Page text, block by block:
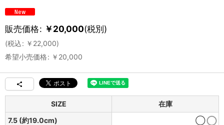
販売価格: ￥20,000(税別)
(税込: ￥ 22,000)
希望小売価格: ￥ 20,000
SIZE
在庫
7.5 (約19.0cm)
◯